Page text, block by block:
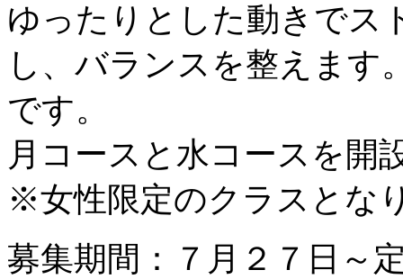
ゆったりとした動きでス
し、バランスを整えます
です。
月コースと水コースを開
※女性限定のクラスとな
募集期間：７月２７日～